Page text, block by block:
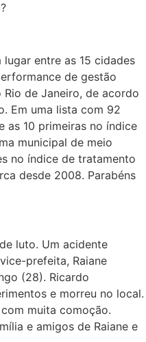
entre as 15 cidades
de gestão
de Janeiro, de acordo
Em uma lista com 92
as 10 primeiras no índice
municipal de meio
no índice de tratamento
desde 2008. Parabéns
luto. Um acidente
prefeita, Raiane
(28). Ricardo
e morreu no local.
muita comoção.
e amigos de Raiane e